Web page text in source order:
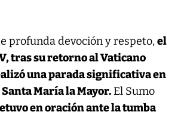
profunda devoción y respeto,el
tras su retorno al Vaticano
una parada significativa en
María la Mayor.El Sumo
en oración ante la tumba